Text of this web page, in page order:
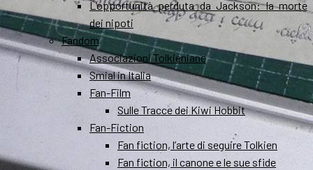
L’opportunità perduta da Jackson: la morte
dei nipoti
Fandom
Associazioni Tolkieniane
Smial in Italia
Fan-Film
Sulle Tracce dei Kiwi Hobbit
Fan-Fiction
Fan fiction, l’arte di seguire Tolkien
Fan fiction, il canone e le sue sfide